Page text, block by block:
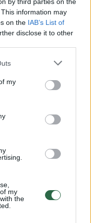
information may
on the IAB’s List of
disclose it to other
my
my
the
00:00:30
r.: dviejų moterų ir
temperatūra kils iki
00:00:59
aplinkkelis: